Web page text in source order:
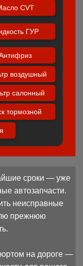
CVT
ГУР
воздушный
салонный
тормозной
сроки — уже
автозапчасти.
неисправные
прежнюю
на дороге —